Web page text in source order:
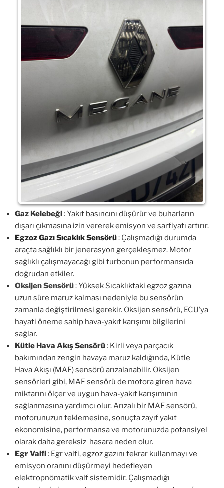
Gaz Kelebeği: Yakıt basıncını düşürür ve buharların
dışarı çıkmasına izin vererek emisyon ve sarfiyatı artırır.
Egzoz Gazı Sıcaklık Sensörü: Çalışmadığı durumda
araçta sağlıklı bir jenerasyon gerçekleşmez. Motor
sağlıklı çalışmayacağı gibi turbonun performansıda
doğrudan etkiler.
Oksijen Sensörü: Yüksek Sıcaklıktaki egzoz gazına
uzun süre maruz kalması nedeniyle bu sensörün
zamanla değiştirilmesi gerekir. Oksijen sensörü, ECU’ya
hayati öneme sahip hava-yakıt karışımı bilgilerini
sağlar.
Kütle Hava Akış Sensörü: Kirli veya parçacık
bakımından zengin havaya maruz kaldığında, Kütle
Hava Akışı (MAF) sensörü arızalanabilir. Oksijen
sensörleri gibi, MAF sensörü de motora giren hava
miktarını ölçer ve uygun hava-yakıt karışımının
sağlanmasına yardımcı olur. Arızalı bir MAF sensörü,
motorunuzun teklemesine, sonuçta zayıf yakıt
ekonomisine, performansa ve motorunuzda potansiyel
olarak daha gereksiz hasara neden olur.
Egr Valfi: Egr valfi, egzoz gazını tekrar kullanmayı ve
emisyon oranını düşürmeyi hedefleyen
elektropnömatik valf sistemidir. Çalışmadığı